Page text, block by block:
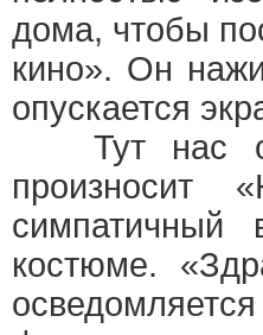
дома, чтобы
кино». Он
опускается
Тут нас
произносит
симпатичный
костюме.